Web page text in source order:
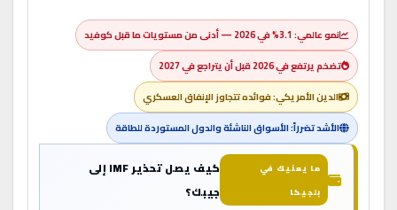
نمو عالمي: 3.1% في 2026 — أدنى من مستويات ما قبل كوفيد
تضخم يرتفع في 2026 قبل أن يتراجع في 2027
الدين الأمريكي: فوائده تتجاوز الإنفاق العسكري
الأشد تضرراً: الأسواق الناشئة والدول المستوردة للطاقة
ما يعنيك في
بلجيكا
كيف يصل تحذير IMF إلى
جيبك؟